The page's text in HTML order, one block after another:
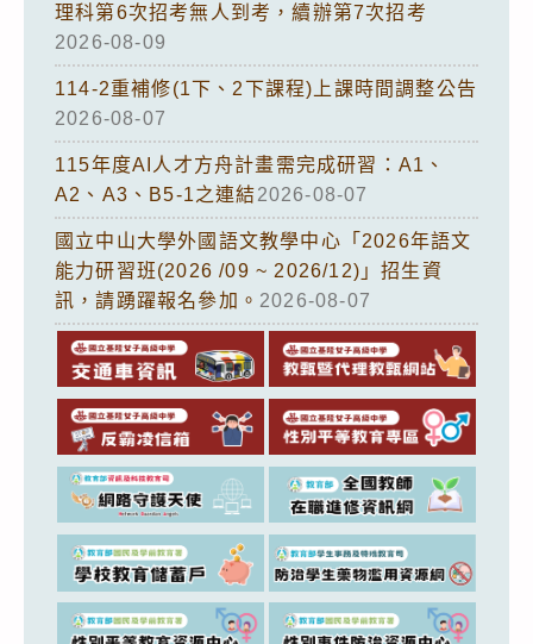
理科第6次招考無人到考，續辦第7次招考
2026-08-09
114-2重補修(1下、2下課程)上課時間調整公告
2026-08-07
115年度AI人才方舟計畫需完成研習：A1、
A2、A3、B5-1之連結2026-08-07
國立中山大學外國語文教學中心「2026年語文
能力研習班(2026 /09 ~ 2026/12)」招生資
訊，請踴躍報名參加。 2026-08-07